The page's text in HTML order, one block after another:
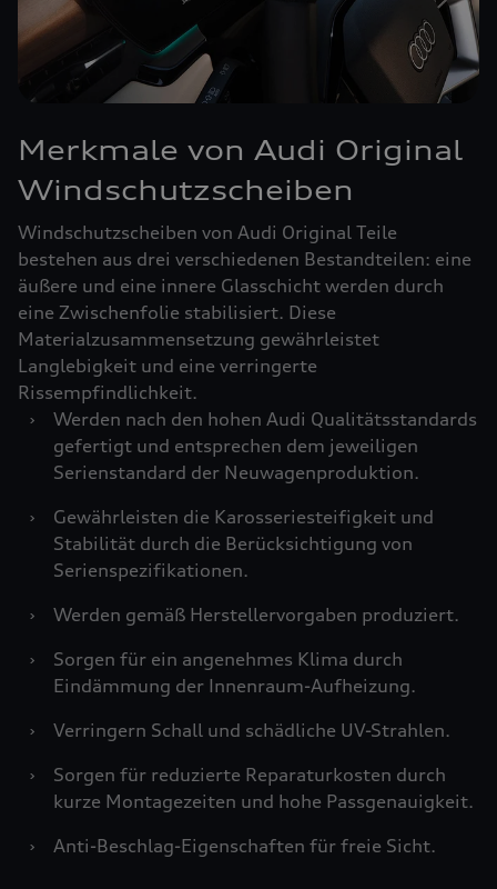
Merkmale von Audi Original
Windschutzscheiben
Windschutzscheiben von Audi Original Teile
bestehen aus drei verschiedenen Bestandteilen: eine
äußere und eine innere Glasschicht werden durch
eine Zwischenfolie stabilisiert. Diese
Materialzusammensetzung gewährleistet
Langlebigkeit und eine verringerte
Rissempfindlichkeit.
›
Werden nach den hohen Audi Qualitätsstandards
gefertigt und entsprechen dem jeweiligen
Serienstandard der Neuwagenproduktion.
›
Gewährleisten die Karosseriesteifigkeit und
Stabilität durch die Berücksichtigung von
Serienspezifikationen.
›
Werden gemäß Herstellervorgaben produziert.
›
Sorgen für ein angenehmes Klima durch
Eindämmung der Innenraum-Aufheizung.
›
Verringern Schall und schädliche UV-Strahlen.
›
Sorgen für reduzierte Reparaturkosten durch
kurze Montagezeiten und hohe Passgenauigkeit.
›
Anti-Beschlag-Eigenschaften für freie Sicht.